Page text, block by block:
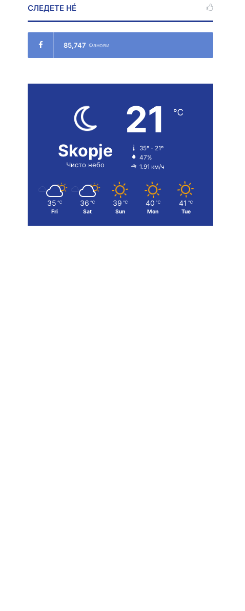
СЛЕДЕТЕ НÉ
85,747 Фанови
Skopje
Чисто небо
21 ℃
35º - 21º
47%
1.91 км/ч
35 ℃
Fri
36 ℃
Sat
39 ℃
Sun
40 ℃
Mon
41 ℃
Tue